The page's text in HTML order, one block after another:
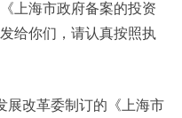
上海市政府备案的投资
给你们，请认真按照执
改革委制订的《上海市